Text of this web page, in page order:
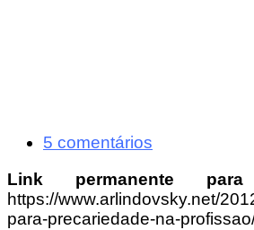
5 comentários
Link permanente
https://www.arlindovsky.net/
para-precariedade-na-